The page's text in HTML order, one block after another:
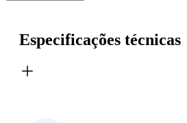
Especificações técnicas